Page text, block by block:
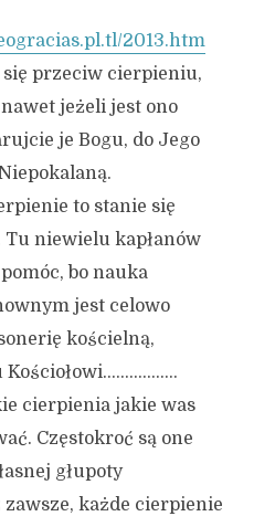
2013.htm
przeciw cierpieniu,
jeżeli jest ono
je Bogu, do Jego
to stanie się
Tu niewielu kapłanów
bo nauka
jest celowo
kościelną,
Kościołowi……………..
cierpienia jakie was
Częstokroć są one
głupoty
każde cierpienie